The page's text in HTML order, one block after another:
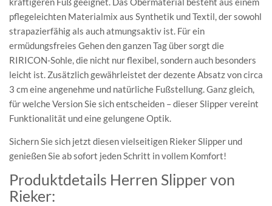
pflegeleichten Materialmix aus Synthetik und Textil, der sowohl
strapazierfähig als auch atmungsaktiv ist. Für ein
ermüdungsfreies Gehen den ganzen Tag über sorgt die
RIRICON-Sohle, die nicht nur flexibel, sondern auch besonders
leicht ist. Zusätzlich gewährleistet der dezente Absatz von circa
3 cm eine angenehme und natürliche Fußstellung. Ganz gleich,
für welche Version Sie sich entscheiden – dieser Slipper vereint
Funktionalität und eine gelungene Optik.
Sichern Sie sich jetzt diesen vielseitigen Rieker Slipper und
genießen Sie ab sofort jeden Schritt in vollem Komfort!
Produktdetails Herren Slipper von
Rieker: